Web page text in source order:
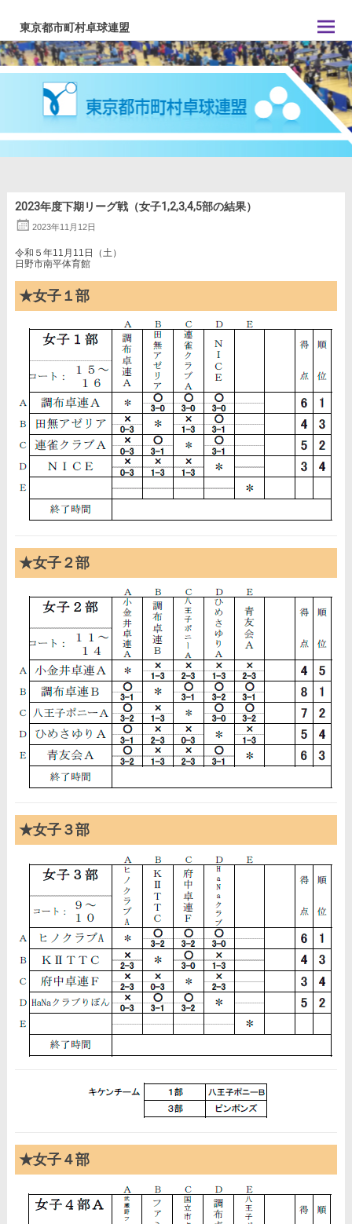
テ
ン
キ
ッ
東京都市町村卓球連盟
2023年度下期リーグ戦（女子1,2,3,4,5部の結果）
2023年11月12日
令和５年11月11日（土）
日野市南平体育館
★女子１部
★女子２部
★女子３部
★女子４部